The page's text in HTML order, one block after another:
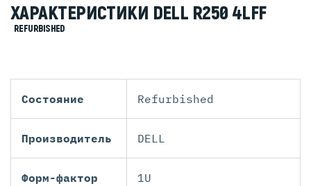
ХАРАКТЕРИСТИКИ DELL R250 4LFF
REFURBISHED
Состояние Refurbished
Производитель DELL
Форм-фактор 1U